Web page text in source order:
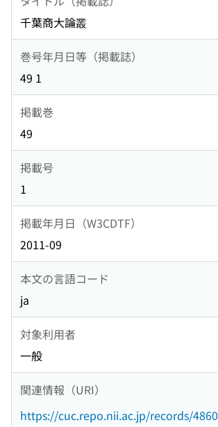
千葉商大論叢
巻号年月日等（掲載誌）
49 1
掲載巻
49
掲載号
1
掲載年月日（W3CDTF）
2011-09
本文の言語コード
ja
対象利用者
一般
関連情報（URI）
https://cuc.repo.nii.ac.jp/records/4860